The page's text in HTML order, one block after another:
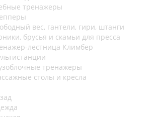
тренажеры
вес, гантели, гири, штанги
брусья и скамьи для пресса
лестница Климбер
тренажеры
столы и кресла